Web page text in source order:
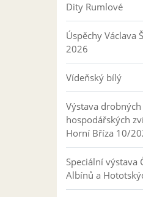
Dity Rumlové
Úspěchy Václava
2026
Vídeňský bílý
Výstava drobných
hospodářských
Horní Bříza 10/
Speciální výstava
Albínů a